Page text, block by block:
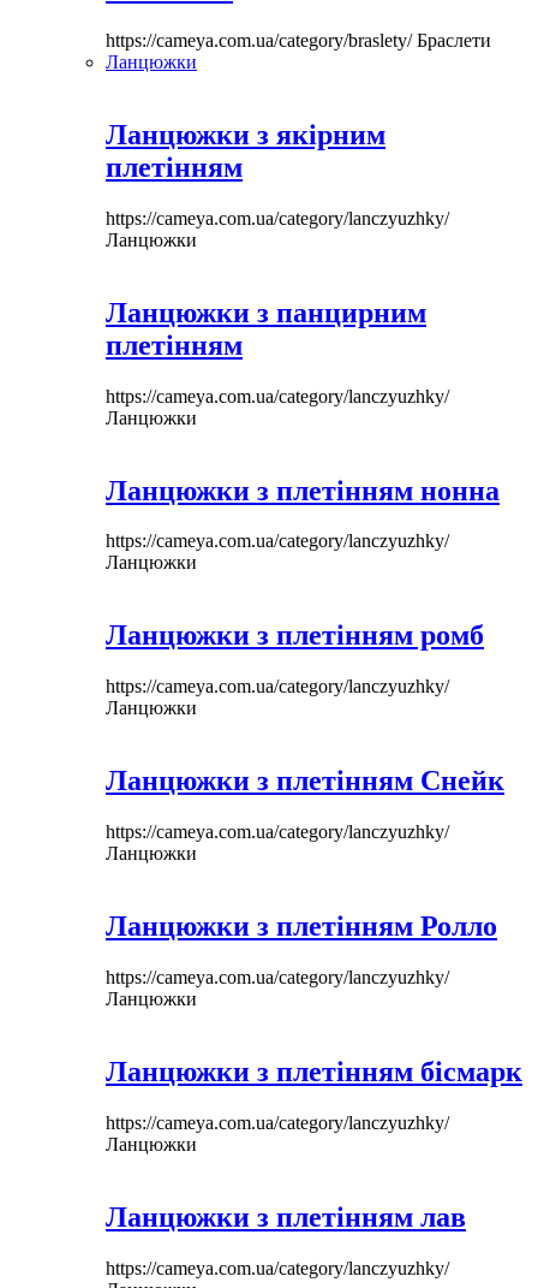
https://cameya.com.ua/category/braslety/Браслети
Ланцюжки
Ланцюжки з якірним
плетінням
https://cameya.com.ua/category/lanczyuzhky/
Ланцюжки
Ланцюжки з панцирним
плетінням
https://cameya.com.ua/category/lanczyuzhky/
Ланцюжки
Ланцюжки з плетінням нонна
https://cameya.com.ua/category/lanczyuzhky/
Ланцюжки
Ланцюжки з плетінням ромб
https://cameya.com.ua/category/lanczyuzhky/
Ланцюжки
Ланцюжки з плетінням Снейк
https://cameya.com.ua/category/lanczyuzhky/
Ланцюжки
Ланцюжки з плетінням Ролло
https://cameya.com.ua/category/lanczyuzhky/
Ланцюжки
Ланцюжки з плетінням бісмарк
https://cameya.com.ua/category/lanczyuzhky/
Ланцюжки
Ланцюжки з плетінням лав
https://cameya.com.ua/category/lanczyuzhky/